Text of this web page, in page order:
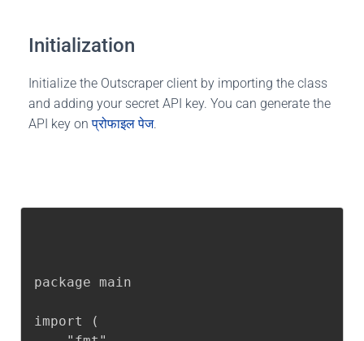
Initialization
Initialize the Outscraper client by importing the class
and adding your secret API key. You can generate the
API key onप्रोफाइल पेज.
package main
import (